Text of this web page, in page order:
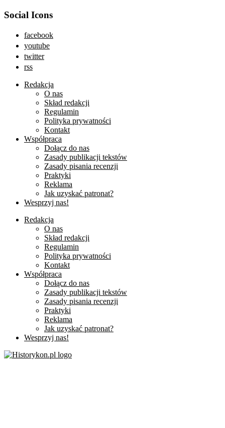
Social Icons
facebook
youtube
twitter
rss
Redakcja
O nas
Skład redakcji
Regulamin
Polityka prywatności
Kontakt
Współpraca
Dołącz do nas
Zasady publikacji tekstów
Zasady pisania recenzji
Praktyki
Reklama
Jak uzyskać patronat?
Wesprzyj nas!
Redakcja
O nas
Skład redakcji
Regulamin
Polityka prywatności
Kontakt
Współpraca
Dołącz do nas
Zasady publikacji tekstów
Zasady pisania recenzji
Praktyki
Reklama
Jak uzyskać patronat?
Wesprzyj nas!